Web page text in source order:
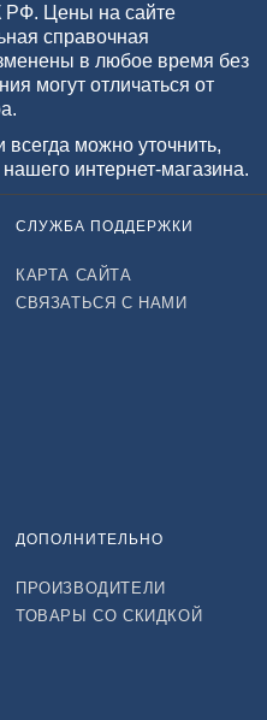
РФ. Цены на сайте
справочная
в любое время без
могут отличаться от
всегда можно уточнить,
интернет-магазина.
СЛУЖБА ПОДДЕРЖКИ
КАРТА САЙТА
СВЯЗАТЬСЯ С НАМИ
ДОПОЛНИТЕЛЬНО
ПРОИЗВОДИТЕЛИ
ТОВАРЫ СО СКИДКОЙ